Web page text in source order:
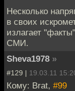
Несколько
в своих
излагает
СМИ.
Sheva1978 »
#129 | 19.03.11
Кому: Brat, #99